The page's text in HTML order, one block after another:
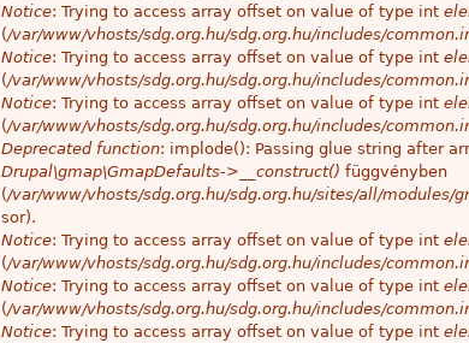
Notice: Trying to access array offset on value of type int
(/var/www/vhosts/sdg.org.hu/sdg.org.hu/includes/
Notice: Trying to access array offset on value of type int
(/var/www/vhosts/sdg.org.hu/sdg.org.hu/includes/
Notice: Trying to access array offset on value of type int
(/var/www/vhosts/sdg.org.hu/sdg.org.hu/includes/
Deprecated function: implode(): Passing glue string after
Drupal\gmap\GmapDefaults->__construct() függvényben
(/var/www/vhosts/sdg.org.hu/sdg.org.hu/sites/all/modules/
sor).
Notice: Trying to access array offset on value of type int
(/var/www/vhosts/sdg.org.hu/sdg.org.hu/includes/
Notice: Trying to access array offset on value of type int
(/var/www/vhosts/sdg.org.hu/sdg.org.hu/includes/
Notice: Trying to access array offset on value of type int